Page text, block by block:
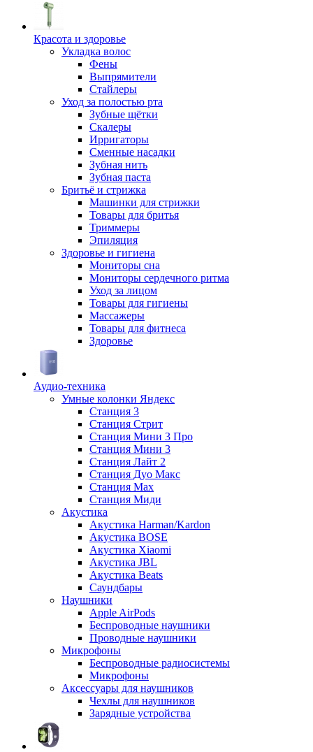
Красота и здоровье
Укладка волос
Фены
Выпрямители
Стайлеры
Уход за полостью рта
Зубные щётки
Скалеры
Ирригаторы
Сменные насадки
Зубная нить
Зубная паста
Бритьё и стрижка
Машинки для стрижки
Товары для бритья
Триммеры
Эпиляция
Здоровье и гигиена
Мониторы сна
Мониторы сердечного ритма
Уход за лицом
Товары для гигиены
Массажеры
Товары для фитнеса
Здоровье
Аудио-техника
Умные колонки Яндекс
Станция 3
Станция Стрит
Станция Мини 3 Про
Станция Мини 3
Станция Лайт 2
Станция Дуо Макс
Станция Max
Станция Миди
Акустика
Акустика Harman/Kardon
Акустика BOSE
Акустика Xiaomi
Акустика JBL
Акустика Beats
Саундбары
Наушники
Apple AirPods
Беспроводные наушники
Проводные наушники
Микрофоны
Беспроводные радиосистемы
Микрофоны
Аксессуары для наушников
Чехлы для наушников
Зарядные устройства